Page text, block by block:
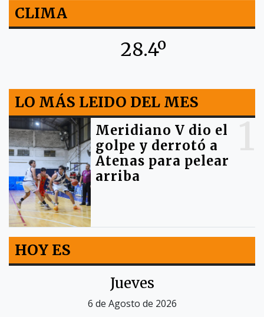
CLIMA
28.4º
LO MÁS LEIDO DEL MES
Meridiano V dio el
golpe y derrotó a
Atenas para pelear
arriba
HOY ES
Jueves
6 de Agosto de 2026